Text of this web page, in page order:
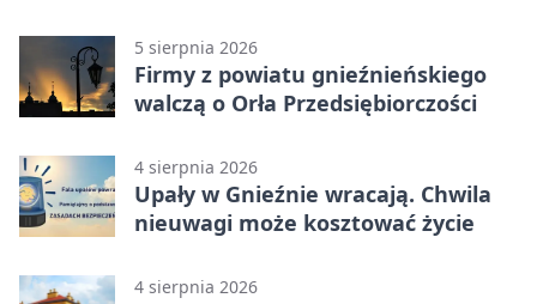
5 sierpnia 2026
Firmy z powiatu gnieźnieńskiego
walczą o Orła Przedsiębiorczości
4 sierpnia 2026
Upały w Gnieźnie wracają. Chwila
nieuwagi może kosztować życie
4 sierpnia 2026